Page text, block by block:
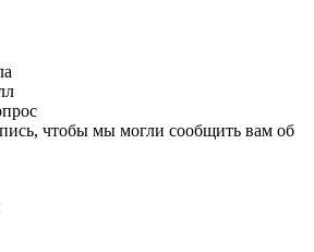
чтобы мы могли сообщить вам об